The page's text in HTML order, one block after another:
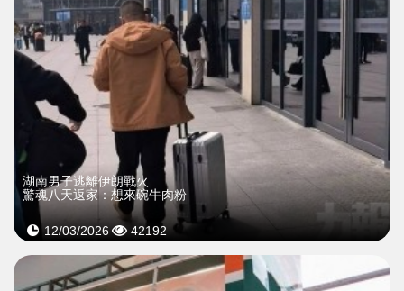
湖南男子逃離伊朗戰火
驚魂八天返家：想來碗牛肉粉
12/03/2026 42192